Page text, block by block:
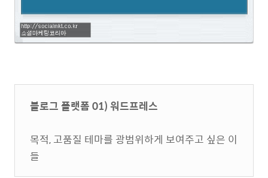
블로그 플랫폼 01) 워드프레스
목적, 고품질 테마를 광범위하게 보여주고 싶은 이
들